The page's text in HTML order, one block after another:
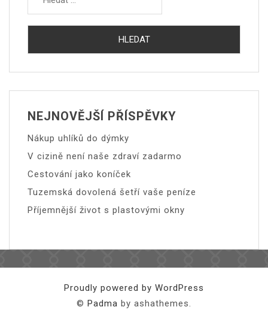
NEJNOVĚJŠÍ PŘÍSPĚVKY
Nákup uhlíků do dýmky
V cizině není naše zdraví zadarmo
Cestování jako koníček
Tuzemská dovolená šetří vaše peníze
Příjemnější život s plastovými okny
Proudly powered by WordPress
© Padma by ashathemes.